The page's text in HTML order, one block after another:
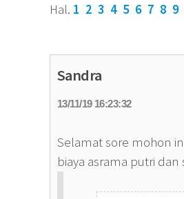
Hal. 1 2 3 4 5 6 7 8 9
Sandra
13/11/19 16:23:32
Selamat sore mohon
biaya asrama putri